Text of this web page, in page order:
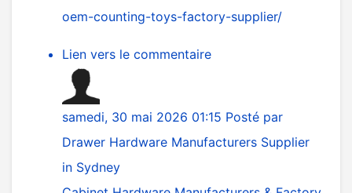
oem-counting-toys-factory-supplier/
Lien vers le commentaire
samedi, 30 mai 2026 01:15 Posté par
Drawer Hardware Manufacturers Supplier
in Sydney